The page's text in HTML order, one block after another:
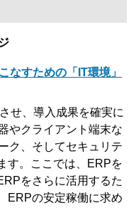
なすための「IT環境」
せ、導入成果を確実に
やクライアント端末な
ク、そしてセキュリテ
す。ここでは、ERPを
をさらに活用するた
ERPの安定稼働に求め